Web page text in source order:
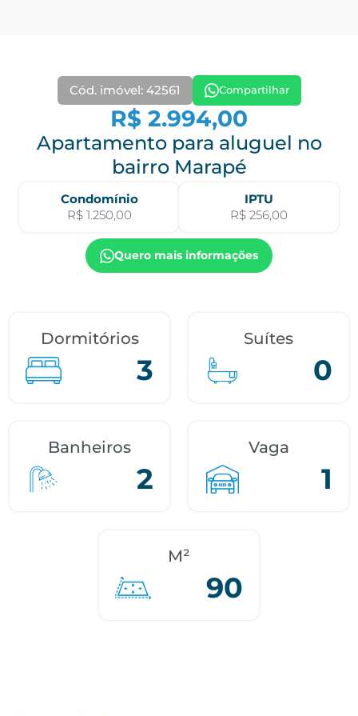
Cód. imóvel: 42561 Compartilhar
R$ 2.994,00
Apartamento para aluguel no
bairro Marapé
Condomínio
R$ 1.250,00
IPTU
R$ 256,00
Quero mais informações
Dormitórios
3
Suítes
0
Banheiros
2
Vaga
1
M²
90